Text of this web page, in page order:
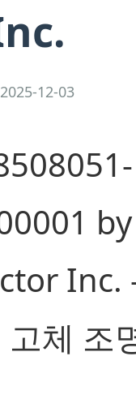
2025-12-03
고체 조